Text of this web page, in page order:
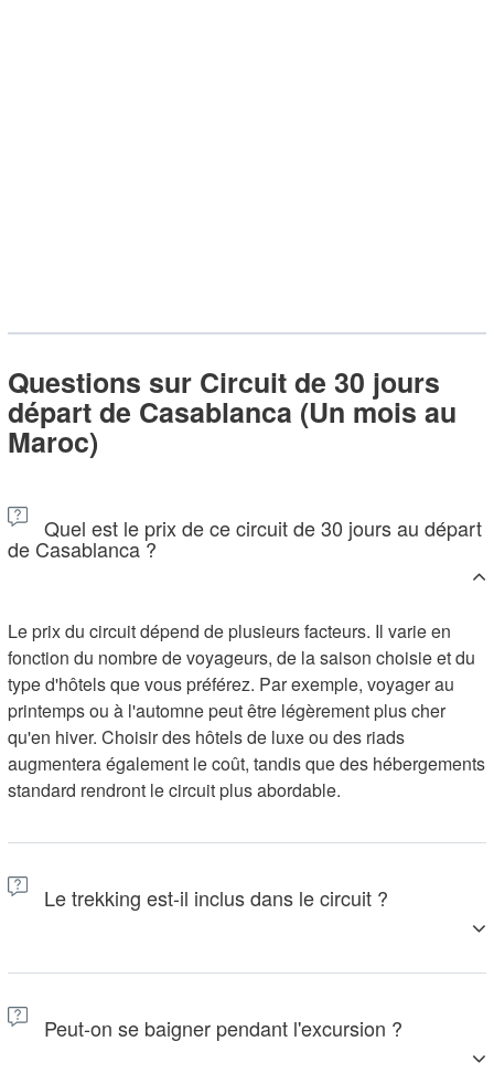
Questions sur Circuit de 30 jours
départ de Casablanca (Un mois au
Maroc)
Quel est le prix de ce circuit de 30 jours au départ
de Casablanca ?
Le prix du circuit dépend de plusieurs facteurs. Il varie en
fonction du nombre de voyageurs, de la saison choisie et du
type d'hôtels que vous préférez. Par exemple, voyager au
printemps ou à l'automne peut être légèrement plus cher
qu'en hiver. Choisir des hôtels de luxe ou des riads
augmentera également le coût, tandis que des hébergements
standard rendront le circuit plus abordable.
Le trekking est-il inclus dans le circuit ?
Oui, le circuit comprend quelques randonnées, mais il s'agit
principalement de promenades faciles. Vous ferez de courtes
randonnées dans des régions magnifiques telles que la
Peut-on se baigner pendant l'excursion ?